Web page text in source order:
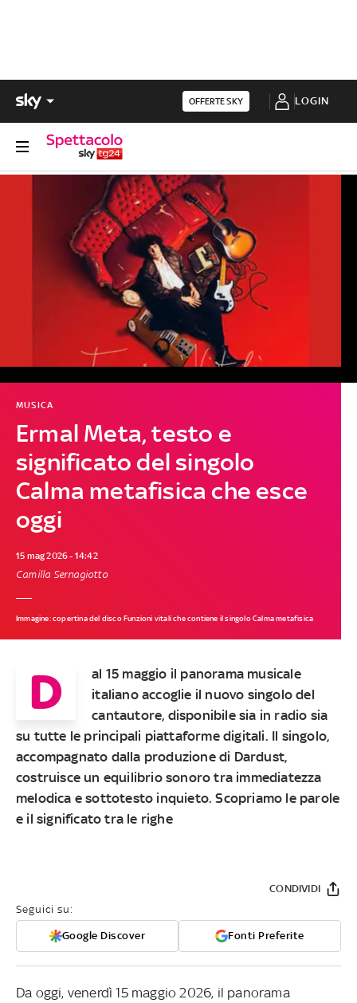
OFFERTE SKY LOGIN
Ermal Meta, testo e
significato del singolo
Calma metafisica che esce
oggi
MUSICA
15 mag 2026 - 14:42
Camilla Sernagiotto
Immagine: copertina del disco Funzioni vitali che contiene il singolo Calma metafisica
D
al 15 maggio il panorama musicale
italiano accoglie il nuovo singolo del
cantautore, disponibile sia in radio sia
su tutte le principali piattaforme digitali. Il singolo,
accompagnato dalla produzione di Dardust,
costruisce un equilibrio sonoro tra immediatezza
melodica e sottotesto inquieto. Scopriamo le parole
e il significato tra le righe
Seguici su:
Google Discover Fonti Preferite
CONDIVIDI
Da oggi, venerdì 15 maggio 2026, il panorama